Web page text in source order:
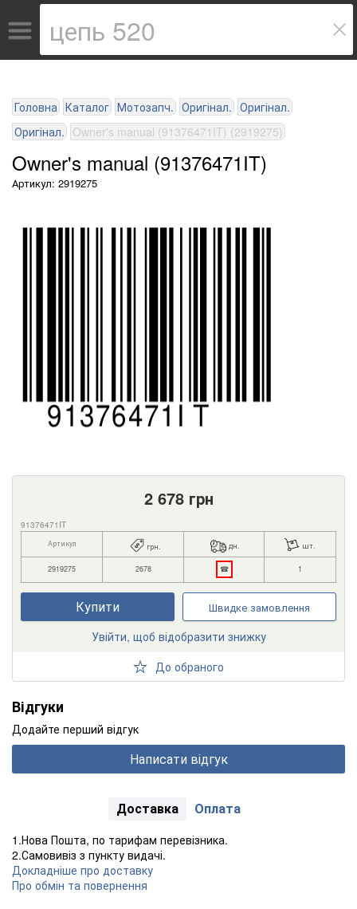
Головна Каталог Мотозапч. Оригінал. Оригінал.
Оригінал. Owner's manual (91376471IT) (2919275)
Owner's manual (91376471IT)
Артикул: 2919275
2 678грн
91376471IT
Артикул грн. дн. шт.
2919275 2678 ☎ 1
Купити Швидке замовлення
Увійти, щоб відобразити знижку
До обраного
Відгуки
Додайте перший відгук
Написати відгук
Доставка Оплата
1.Нова Пошта, по тарифам перевізника.
2.Самовивіз з пункту видачі.
Докладніше про доставку
Про обмін та повернення